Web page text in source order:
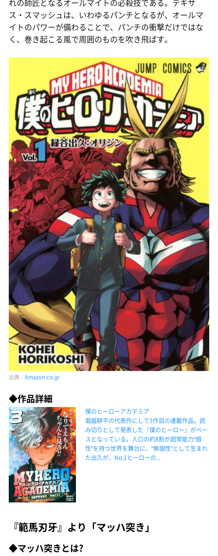
れの師匠となるオールマイトの必殺技である。テキサ
ス・スマッシュは、いわゆるパンチとなるが、オールマ
イトのパワーが備わることで、パンチの衝撃だけではな
く、巻き起こる風で周囲のものを吹き飛ばす。
出典： Amazon.co.jp
◆作品詳細
僕のヒーローアカデミア
堀越耕平の代表作にして3作目の連載作品。読
み切りとして発表した『僕のヒーロー』がベー
スとなっている。人口の約8割が超常能力"個
性"を持つ世界を舞台に、"無個性"として生まれ
た出久が、No.1ヒーローの...
『範馬刃牙』より「マッハ突き」
◆マッハ突きとは?